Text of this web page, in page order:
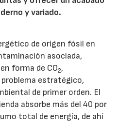
y variado.
de origen fósil en
asociada,
forma de CO2,
estratégico,
de primer orden. El
absorbe más del 40 por
total de energía, de ahí